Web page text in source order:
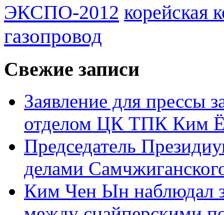
ЭКСПО-2012 корейская
газопровод
Свежие записи
Заявление для прессы
отделом ЦК ТПК Ким
Председатель
делами
Ким Чен Ын наблюдал